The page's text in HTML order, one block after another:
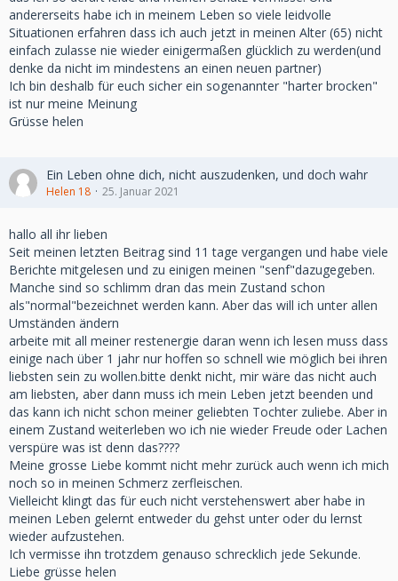
andererseits habe ich in meinem Leben so viele leidvolle
Situationen erfahren dass ich auch jetzt in meinen Alter (65) nicht
einfach zulasse nie wieder einigermaßen glücklich zu werden(und
denke da nicht im mindestens an einen neuen partner)
Ich bin deshalb für euch sicher ein sogenannter "harter brocken"
ist nur meine Meinung
Grüsse helen
Ein Leben ohne dich, nicht auszudenken, und doch wahr
Helen 18 25. Januar 2021
hallo all ihr lieben
Seit meinen letzten Beitrag sind 11 tage vergangen und habe viele
Berichte mitgelesen und zu einigen meinen "senf"dazugegeben.
Manche sind so schlimm dran das mein Zustand schon
als"normal"bezeichnet werden kann. Aber das will ich unter allen
Umständen ändern
arbeite mit all meiner restenergie daran wenn ich lesen muss dass
einige nach über 1 jahr nur hoffen so schnell wie möglich bei ihren
liebsten sein zu wollen.bitte denkt nicht, mir wäre das nicht auch
am liebsten, aber dann muss ich mein Leben jetzt beenden und
das kann ich nicht schon meiner geliebten Tochter zuliebe. Aber in
einem Zustand weiterleben wo ich nie wieder Freude oder Lachen
verspüre was ist denn das????
Meine grosse Liebe kommt nicht mehr zurück auch wenn ich mich
noch so in meinen Schmerz zerfleischen.
Vielleicht klingt das für euch nicht verstehenswert aber habe in
meinen Leben gelernt entweder du gehst unter oder du lernst
wieder aufzustehen.
Ich vermisse ihn trotzdem genauso schrecklich jede Sekunde.
Liebe grüsse helen